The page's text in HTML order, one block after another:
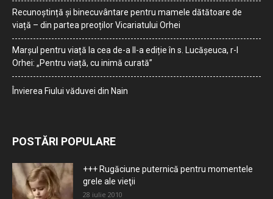
Recunoștință și binecuvântare pentru mamele dătătoare de
viață – din partea preoților Vicariatului Orhei
Marșul pentru viață la cea de-a II-a ediție în s. Lucășeuca, r-l
Orhei: „Pentru viață, cu inimă curată”
Învierea Fiului văduvei din Nain
POSTĂRI POPULARE
+++ Rugăciune puternică pentru momentele
grele ale vieţii
28 iulie 2010